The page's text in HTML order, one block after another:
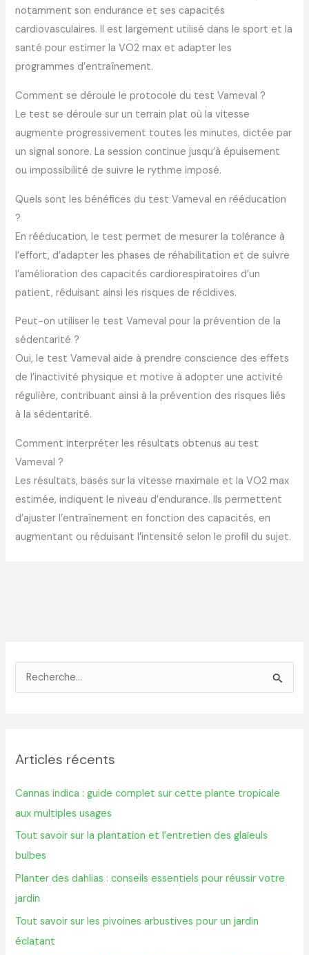
notamment son endurance et ses capacités
cardiovasculaires. Il est largement utilisé dans le sport et la
santé pour estimer la VO2 max et adapter les
programmes d’entraînement.
Comment se déroule le protocole du test Vameval ?
Le test se déroule sur un terrain plat où la vitesse
augmente progressivement toutes les minutes, dictée par
un signal sonore. La session continue jusqu’à épuisement
ou impossibilité de suivre le rythme imposé.
Quels sont les bénéfices du test Vameval en rééducation
?
En rééducation, le test permet de mesurer la tolérance à
l’effort, d’adapter les phases de réhabilitation et de suivre
l’amélioration des capacités cardiorespiratoires d’un
patient, réduisant ainsi les risques de récidives.
Peut-on utiliser le test Vameval pour la prévention de la
sédentarité ?
Oui, le test Vameval aide à prendre conscience des effets
de l’inactivité physique et motive à adopter une activité
régulière, contribuant ainsi à la prévention des risques liés
à la sédentarité.
Comment interpréter les résultats obtenus au test
Vameval ?
Les résultats, basés sur la vitesse maximale et la VO2 max
estimée, indiquent le niveau d’endurance. Ils permettent
d’ajuster l’entraînement en fonction des capacités, en
augmentant ou réduisant l’intensité selon le profil du sujet.
e
c
h
e
r
:
Articles récents
Cannas indica : guide complet sur cette plante tropicale
aux multiples usages
Tout savoir sur la plantation et l’entretien des glaïeuls
bulbes
Planter des dahlias : conseils essentiels pour réussir votre
jardin
Tout savoir sur les pivoines arbustives pour un jardin
éclatant